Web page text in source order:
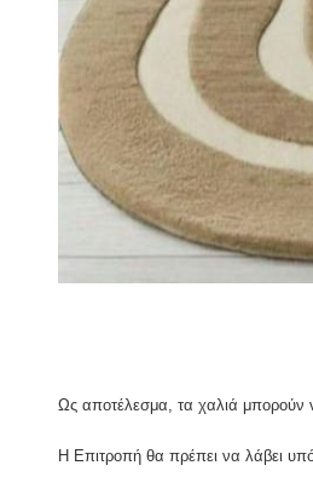
Ως αποτέλεσμα, τα χαλιά μπορούν
Η Επιτροπή θα πρέπει να λάβει